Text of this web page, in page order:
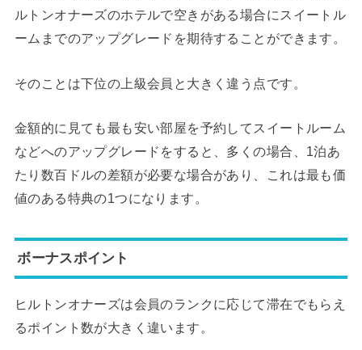
ルトンオナーズのホテルで空きがある場合にスイートル
ームまでのアップグレードを期待することができます。
そのことは下位の上級会員と大きく違う点です。
金額的に見ても最も安い部屋を予約してスイートルーム
などへのアップグレードをすると、多くの場合、1泊あ
たり数百ドルの差額が必要な場合があり、これは最も価
値のある特典の1つになります。
ボーナスポイント
ヒルトンオナーズは会員のランクに応じて滞在でもらえ
るポイント数が大きく違います。